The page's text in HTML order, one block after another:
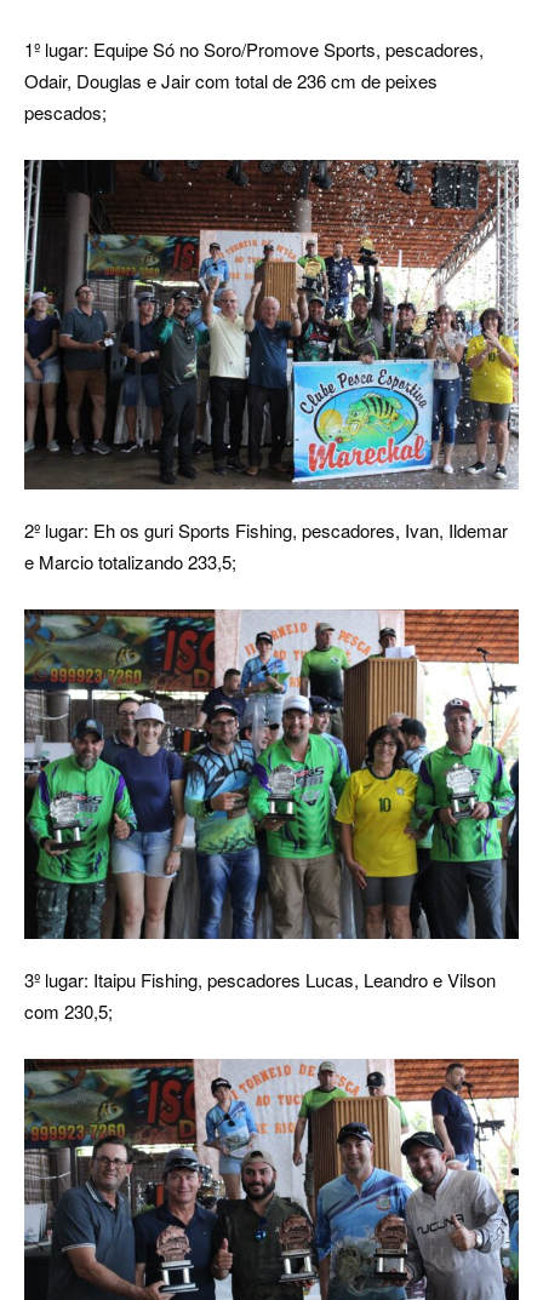
1º lugar: Equipe Só no Soro/Promove Sports, pescadores,
Odair, Douglas e Jair com total de 236 cm de peixes
pescados;
2º lugar: Eh os guri Sports Fishing, pescadores, Ivan, Ildemar
e Marcio totalizando 233,5;
3º lugar: Itaipu Fishing, pescadores Lucas, Leandro e Vilson
com 230,5;